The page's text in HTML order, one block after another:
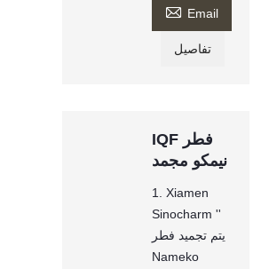
 Email
تفاصيل
IQF فطر
نيمكو مجمد
1. Xiamen
Sinocharm ''
يتم تجميد فطر
Nameko